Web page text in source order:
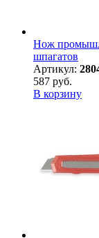
Нож
шпагатов
Артикул:
587 руб.
В корзину